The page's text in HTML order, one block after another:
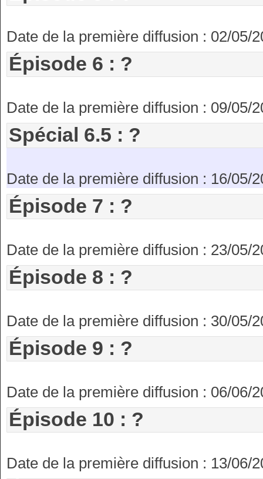
Date de la première diffusion : 02/05/
Épisode 6 : ?
Date de la première diffusion : 09/05/
Spécial 6.5 : ?
Date de la première diffusion : 16/05/
Épisode 7 : ?
Date de la première diffusion : 23/05/
Épisode 8 : ?
Date de la première diffusion : 30/05/
Épisode 9 : ?
Date de la première diffusion : 06/06/
Épisode 10 : ?
Date de la première diffusion : 13/06/